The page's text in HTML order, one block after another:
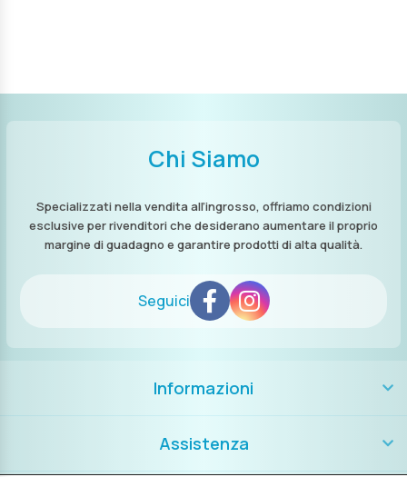
Chi Siamo
Specializzati nella vendita all’ingrosso, offriamo condizioni
esclusive per rivenditori che desiderano aumentare il proprio
margine di guadagno e garantire prodotti di alta qualità.
Seguici
Informazioni
Assistenza